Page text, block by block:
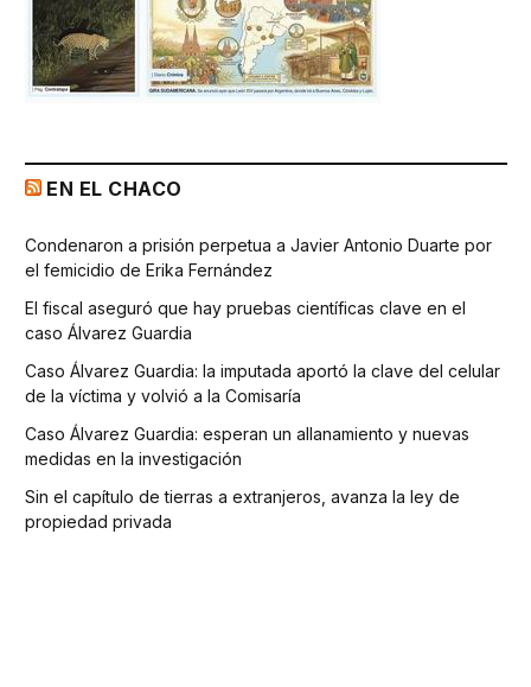
EN EL CHACO
Condenaron a prisión perpetua a Javier Antonio Duarte por
el femicidio de Erika Fernández
El fiscal aseguró que hay pruebas científicas clave en el
caso Álvarez Guardia
Caso Álvarez Guardia: la imputada aportó la clave del celular
de la víctima y volvió a la Comisaría
Caso Álvarez Guardia: esperan un allanamiento y nuevas
medidas en la investigación
Sin el capítulo de tierras a extranjeros, avanza la ley de
propiedad privada